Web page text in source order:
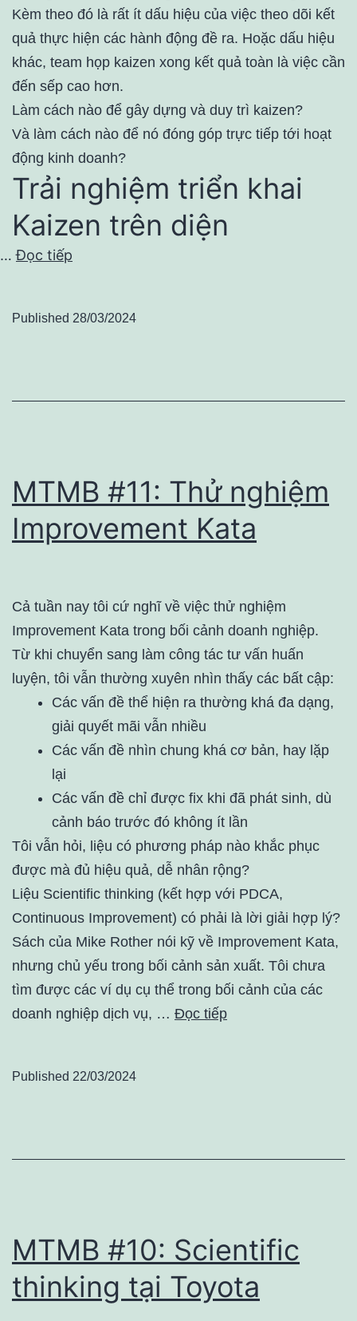
Kèm theo đó là rất ít dấu hiệu của việc theo dõi kết
quả thực hiện các hành động đề ra. Hoặc dấu hiệu
khác, team họp kaizen xong kết quả toàn là việc cần
đến sếp cao hơn.
Làm cách nào để gây dựng và duy trì kaizen?
Và làm cách nào để nó đóng góp trực tiếp tới hoạt
động kinh doanh?
Trải nghiệm triển khai
Kaizen trên diện
…Đọc tiếp
Published 28/03/2024
MTMB #11: Thử nghiệm
Improvement Kata
Cả tuần nay tôi cứ nghĩ về việc thử nghiệm
Improvement Kata trong bối cảnh doanh nghiệp.
Từ khi chuyển sang làm công tác tư vấn huấn
luyện, tôi vẫn thường xuyên nhìn thấy các bất cập:
Các vấn đề thể hiện ra thường khá đa dạng,
giải quyết mãi vẫn nhiều
Các vấn đề nhìn chung khá cơ bản, hay lặp
lại
Các vấn đề chỉ được fix khi đã phát sinh, dù
cảnh báo trước đó không ít lần
Tôi vẫn hỏi, liệu có phương pháp nào khắc phục
được mà đủ hiệu quả, dễ nhân rộng?
Liệu Scientific thinking (kết hợp với PDCA,
Continuous Improvement) có phải là lời giải hợp lý?
Sách của Mike Rother nói kỹ về Improvement Kata,
nhưng chủ yếu trong bối cảnh sản xuất. Tôi chưa
tìm được các ví dụ cụ thể trong bối cảnh của các
doanh nghiệp dịch vụ, … Đọc tiếp
Published 22/03/2024
MTMB #10: Scientific
thinking tại Toyota